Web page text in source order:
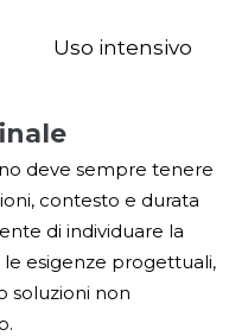
Uso intensivo
deve sempre tenere
contesto e durata
di individuare la
esigenze progettuali,
soluzioni non